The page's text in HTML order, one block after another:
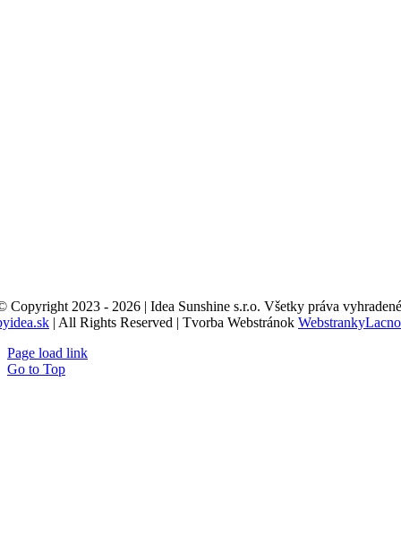
Copyright 2023 - 2026 | Idea Sunshine s.r.o. Všetky práva
| All Rights Reserved | Tvorba Webstránok
Page load link
Go to Top